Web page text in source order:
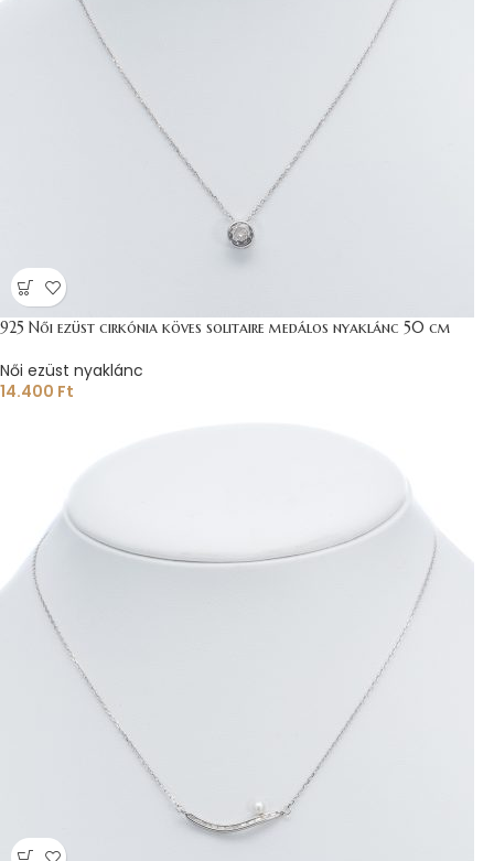
925 Női ezüst cirkónia köves solitaire medálos nyaklánc 50 cm
Női ezüst nyaklánc
14.400 Ft